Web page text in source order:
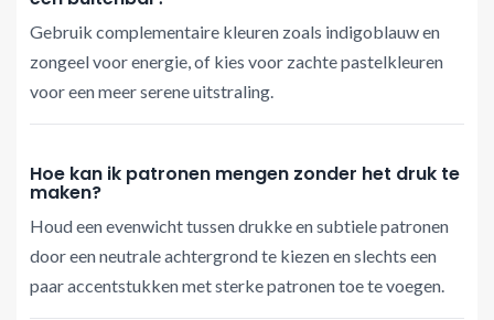
Gebruik complementaire kleuren zoals indigoblauw en
zongeel voor energie, of kies voor zachte pastelkleuren
voor een meer serene uitstraling.
Hoe kan ik patronen mengen zonder het druk te
maken?
Houd een evenwicht tussen drukke en subtiele patronen
door een neutrale achtergrond te kiezen en slechts een
paar accentstukken met sterke patronen toe te voegen.